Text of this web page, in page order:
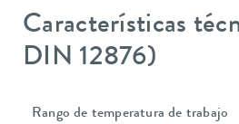
Características
DIN 12876)
Rango de temperatura de trabajo